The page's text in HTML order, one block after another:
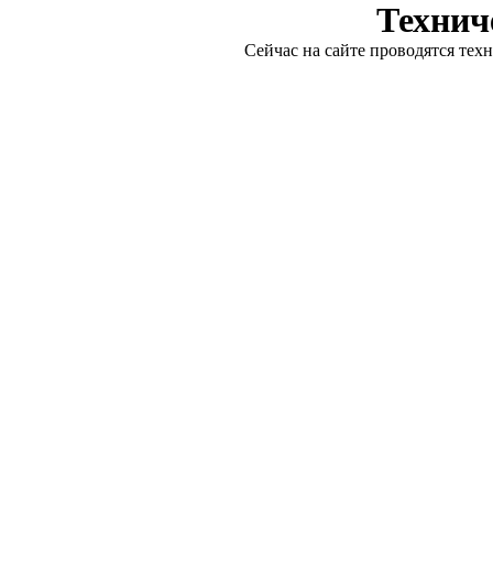
Сейчас на сайте проводятся